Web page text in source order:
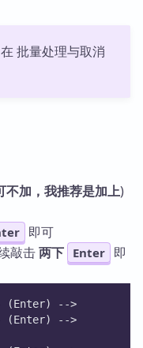
批量处理与取消
不加，我推荐是加上)
即可
敲击两下 Enter 即
(Enter) -->
(Enter) -->